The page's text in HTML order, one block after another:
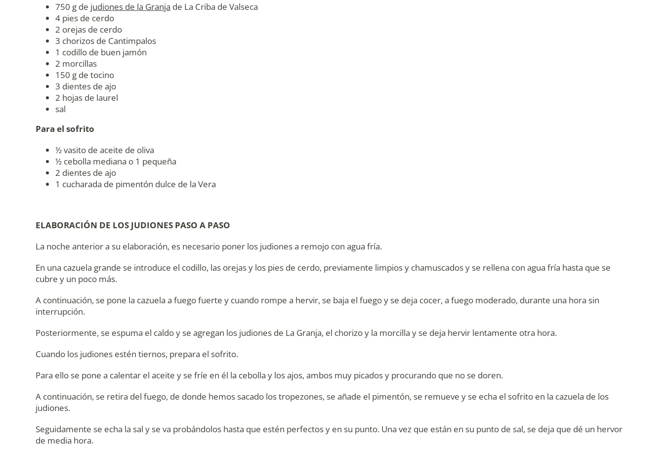
750 g de judiones de la Granja de La Criba de Valseca
4 pies de cerdo
2 orejas de cerdo
3 chorizos de Cantimpalos
1 codillo de buen jamón
2 morcillas
150 g de tocino
3 dientes de ajo
2 hojas de laurel
sal
Para el sofrito
½ vasito de aceite de oliva
½ cebolla mediana o 1 pequeña
2 dientes de ajo
1 cucharada de pimentón dulce de la Vera
ELABORACIÓN DE LOS JUDIONES PASO A PASO
La noche anterior a su elaboración, es necesario poner los judiones a remojo con agua fría.
En una cazuela grande se introduce el codillo, las orejas y los pies de cerdo, previamente limpios y chamuscados y se rellena con agua fría hasta que se
cubre y un poco más.
A continuación, se pone la cazuela a fuego fuerte y cuando rompe a hervir, se baja el fuego y se deja cocer, a fuego moderado, durante una hora sin
interrupción.
Posteriormente, se espuma el caldo y se agregan los judiones de La Granja, el chorizo y la morcilla y se deja hervir lentamente otra hora.
Cuando los judiones estén tiernos, prepara el sofrito.
Para ello se pone a calentar el aceite y se fríe en él la cebolla y los ajos, ambos muy picados y procurando que no se doren.
A continuación, se retira del fuego, de donde hemos sacado los tropezones, se añade el pimentón, se remueve y se echa el sofrito en la cazuela de los
judiones.
Seguidamente se echa la sal y se va probándolos hasta que estén perfectos y en su punto. Una vez que están en su punto de sal, se deja que dé un hervor
de media hora.